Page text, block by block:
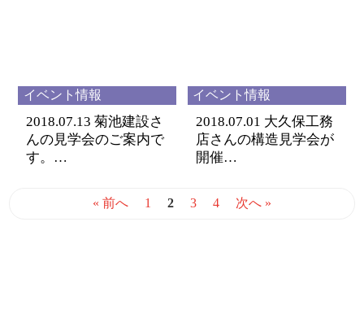
イベント情報
2018.07.13 菊池建設さ
んの見学会のご案内で
す。…
イベント情報
2018.07.01 大久保工務
店さんの構造見学会が
開催…
« 前へ 1 2 3 4 次へ »